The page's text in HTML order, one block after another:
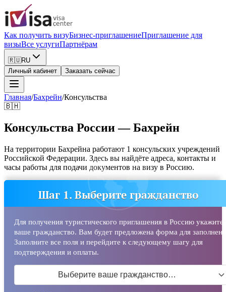
Как получить визуБизнес-приглашениеПриглашение для
визыВсе услугиПартнёрам
🇷🇺RU
Личный кабинет
Заказать сейчас
Главная/Бахрейн/Консульства
🇧🇭
Консульства России — Бахрейн
На территории Бахрейна работают 1 консульских учреждений
Российской Федерации. Здесь вы найдёте адреса, контакты и
часы работы для подачи документов на визу в Россию.
Шаг 1. Выберите гражданство
Для получения туристического приглашения в Россию укажите
ваше гражданство. Вам будет предложена форма для
Заполните все поля и перейдите к следующему шагу для
подтверждения и оплаты.
Выберите ваше гражданство…